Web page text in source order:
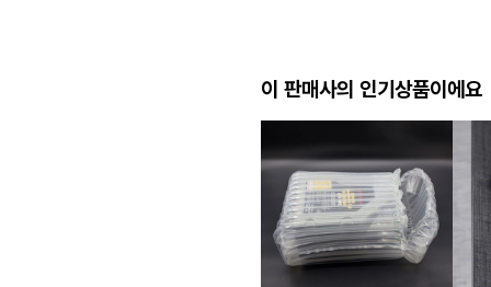
이 판매사의 인기상품이에요